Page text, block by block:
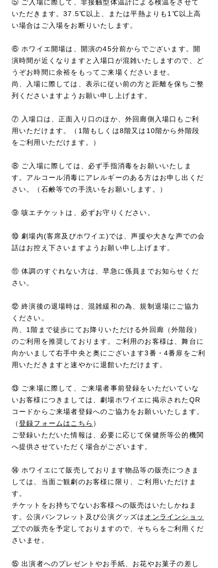
⑤ ご入場に際して、非接触型体温計による検温をさせて
いただきます。37.5℃以上、または平熱よりも1℃以上高
い場合はご入場をお断りいたします。
⑥ ホワイエ開場は、開演の45分前からでございます。開
演時間が近くなりますと入場口が混雑いたしますので、ど
うぞお時間に余裕をもってご来場くださいませ。
尚、入場に際しては、表示に従い前の方と距離を保ちご整
列くださいますようお願い申し上げます。
⑦ 入場口は、正面入り口のほか、外回廊側入場口もご利
用いただけます。（1階もしくは8階又は10階から外階段
をご利用いただけます。）
⑧ ご入場に際しては、必ず手指消毒をお願いいたしま
す。アルコール消毒にアレルギーのある方はお申し出くだ
さい。（石鹸等での手洗いをお願いします。）
⑨ 咳エチケットは、必ずお守りください。
⑩ 劇場内(客席及びホワイエ)では、声援や大きな声での会
話はお控え下さいますようお願い申し上げます。
⑪ 体調のすぐれない方は、早急に係員までお知らせくだ
さい。
⑫ 終演後の退場時は、混雑緩和の為、規制退場にご協力
ください。
尚、1階まで徒歩にてお降りいただける外回廊（外階段）
のご利用を推奨しております。ご利用のお客様は、舞台に
向かいまして右手中央と奥にございます3番・4番扉をご利
用いただきますと速やかに退館いただけます。
⑬ ご来場に際して、ご来場者事前登録をいただいていな
いお客様につきましては、劇場ホワイエに掲示されたQR
コードからご来場者登録へのご協力をお願いいたします。
（登録フォームはこちら ）
ご登録いただいた情報は、必要に応じて保健所等公的機関
へ提供させていただく場合がございます。
⑭ ホワイエにて販売しております物品等の販売につきま
しては、当面ご観劇のお客様に限り、ご利用いただけま
す。
チケットをお持ちでないお客様への販売はいたしかねま
す。公演パンフレット及び公演グッズはオンラインショッ
プでの販売を予定しておりますので、そちらをご利用くだ
さいませ。
⑮ 出演者へのプレゼントやお手紙、お花やお菓子の差し